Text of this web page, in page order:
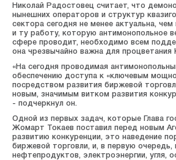
Николай Радостовец считает, что
нынешних операторов и структур
сектора сегодня не менее актуальна, чем
и ту работу, которую антимонопольное
сфере проводит, необходимо всем
она чрезвычайно важна для процветания
«На сегодня проводимая
обеспечению доступа к «ключевым
посредством развития биржевой
новым, значимым витком развития
- подчеркнул он.
Одной из первых задач, которые Глава
Жомарт Токаев поставил перед новым
развитию конкуренции, это наведение
биржевой торговли, и, в первую очередь,
нефтепродуктов, электроэнергии, угля,